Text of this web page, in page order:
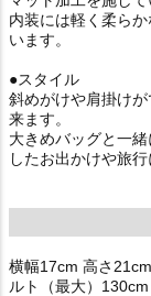
内装には軽く柔ら
います。
●スタイル
斜めがけや肩掛け
来ます。
大きめバッグと一
したお出かけや旅
横幅17cm 高さ
ルト（最大）